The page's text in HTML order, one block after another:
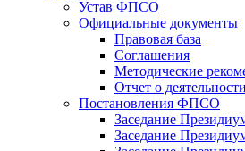
Устав ФПСО
Официальные документы
Правовая база
Соглашения
Методические
Отчет о
Постановления ФПСО
Заседание
Заседание